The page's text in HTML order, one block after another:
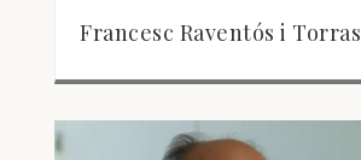
Francesc Raventós i Torras